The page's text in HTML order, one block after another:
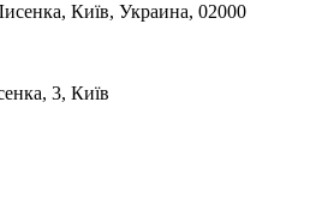
Київ, Украина, 02000
3, Київ